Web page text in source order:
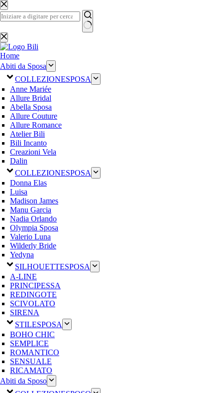
Salta
al
contenuto
Nessun
risultato
Home
Abiti da Sposa
COLLEZIONESPOSA
Anne Mariée
Allure Bridal
Abella Sposa
Allure Couture
Allure Romance
Atelier Bili
Bili Incanto
Creazioni Vela
Dalin
COLLEZIONESPOSA
Donna Elas
Luisa
Madison James
Manu Garcia
Nadia Orlando
Olympia Sposa
Valerio Luna
Wilderly Bride
Yedyna
SILHOUETTESPOSA
A-LINE
PRINCIPESSA
REDINGOTE
SCIVOLATO
SIRENA
STILESPOSA
BOHO CHIC
SEMPLICE
ROMANTICO
SENSUALE
RICAMATO
Abiti da Sposo